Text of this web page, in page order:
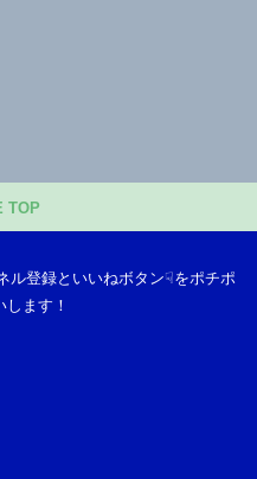
TOP
ル登録といいねボタン☟をポチポ
ます！